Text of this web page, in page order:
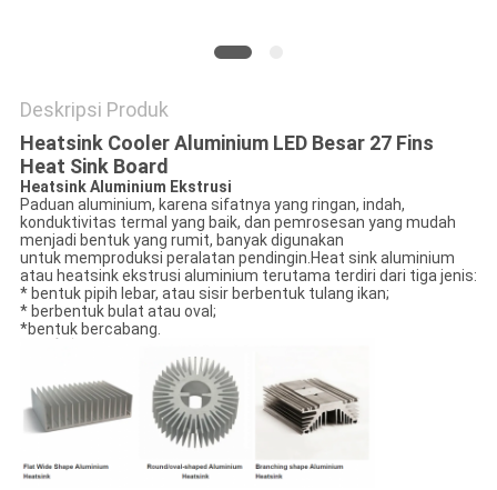
Deskripsi Produk
Heatsink Cooler Aluminium LED Besar 27 Fins
Heat Sink Board
Heatsink Aluminium Ekstrusi
Paduan aluminium, karena sifatnya yang ringan, indah,
konduktivitas termal yang baik, dan pemrosesan yang mudah
menjadi bentuk yang rumit, banyak digunakan
untuk memproduksi peralatan pendingin.Heat sink aluminium
atau heatsink ekstrusi aluminium terutama terdiri dari tiga jenis:
* bentuk pipih lebar, atau sisir berbentuk tulang ikan;
* berbentuk bulat atau oval;
*bentuk bercabang.